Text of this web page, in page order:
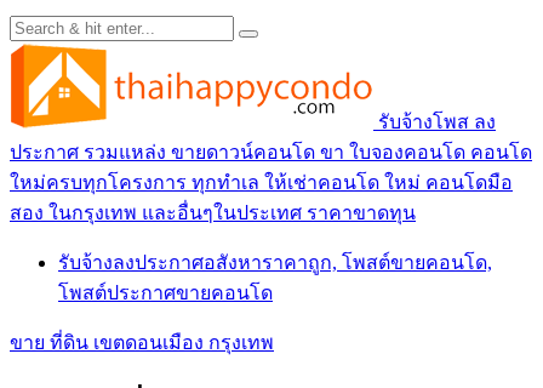
รับจ้างโพส ลง
ประกาศ รวมแหล่ง ขายดาวน์คอนโด ขา ใบจองคอนโด คอนโด
ใหม่ครบทุกโครงการ ทุกทำเล ให้เช่าคอนโด ใหม่ คอนโดมือ
สอง ในกรุงเทพ และอื่นๆในประเทศ ราคาขาดทุน
รับจ้างลงประกาศอสังหาราคาถูก, โพสต์ขายคอนโด,
โพสต์ประกาศขายคอนโด
ขาย ที่ดิน เขตดอนเมือง กรุงเทพ